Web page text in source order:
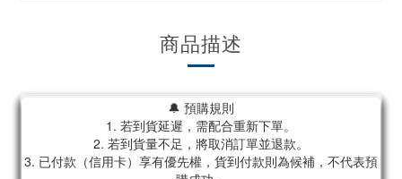
商品描述
🔔 預購規則
1. 若到貨延遲，需配合重新下單。
2. 若到貨量不足，將取消訂單並退款。
3. 已付款（信用卡）享有優先權，貨到付款則為候補，不代表預